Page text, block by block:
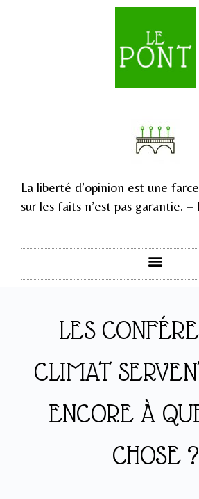
La liberté d’opinion est une
sur les faits n’est pas garantie.
LES
CLIMAT
ENCORE À
CHOSE ?